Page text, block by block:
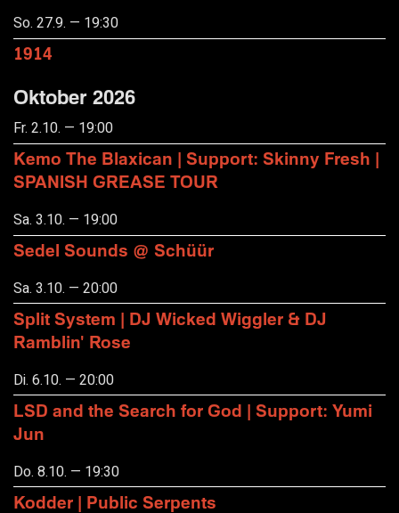
So. 27.9. — 19:30
1914
Oktober 2026
Fr. 2.10. — 19:00
Kemo The Blaxican | Support: Skinny Fresh |
SPANISH GREASE TOUR
Sa. 3.10. — 19:00
Sedel Sounds @ Schüür
Sa. 3.10. — 20:00
Split System | DJ Wicked Wiggler & DJ
Ramblin' Rose
Di. 6.10. — 20:00
LSD and the Search for God | Support: Yumi
Jun
Do. 8.10. — 19:30
Kodder | Public Serpents